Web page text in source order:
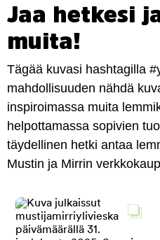
Jaa hetkesi
muita!
Tägää kuvasi hashtagilla
mahdollisuuden nähdä
inspiroimassa muita
helpottamassa sopivien
täydellinen hetki antaa
Mustin ja Mirrin